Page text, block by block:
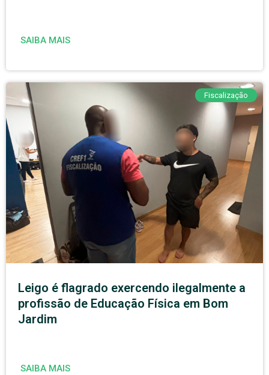
SAIBA MAIS
Fiscalização
Leigo é flagrado exercendo ilegalmente a
profissão de Educação Física em Bom
Jardim
SAIBA MAIS